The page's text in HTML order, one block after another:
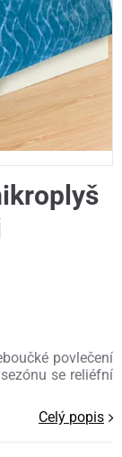
povlečení
se reliéfní
Celý popis